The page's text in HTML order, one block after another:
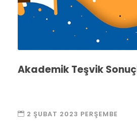
Akademik Teşvik
2 ŞUBAT 2023 PERŞEMBE